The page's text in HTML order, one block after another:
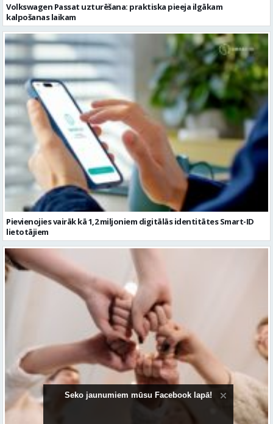
Volkswagen Passat uzturēšana: praktiska pieeja ilgākam
kalpošanas laikam
Pievienojies vairāk kā 1,2 miljoniem digitālās identitātes Smart-ID
lietotājiem
Seko jaunumiem mūsu Facebook lapā!